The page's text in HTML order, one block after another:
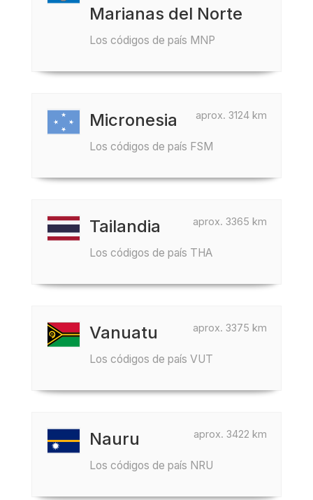
Marianas del Norte
Los códigos de país MNP
aprox. 3124 km
Micronesia
Los códigos de país FSM
aprox. 3365 km
Tailandia
Los códigos de país THA
aprox. 3375 km
Vanuatu
Los códigos de país VUT
aprox. 3422 km
Nauru
Los códigos de país NRU